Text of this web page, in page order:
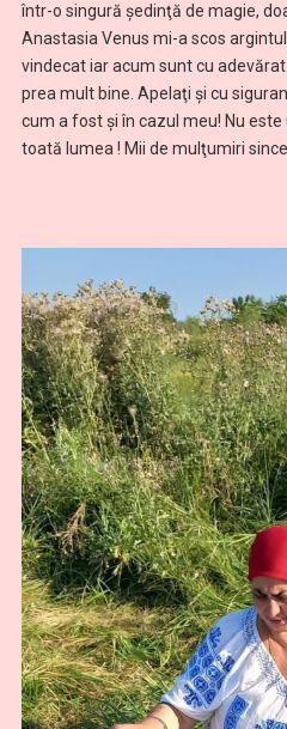
într-o singură şedinţă de magie,
Anastasia Venus mi-a scos
vindecat iar acum sunt cu
prea mult bine. Apelaţi şi cu
cum a fost şi în cazul meu! Nu
toată lumea ! Mii de mulţumiri
Andrei,